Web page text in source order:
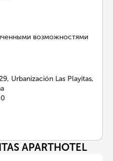
возможностями
Urbanización Las Playitas,
APARTHOTEL